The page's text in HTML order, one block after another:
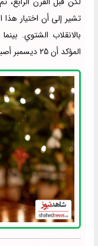
تشير إلى أن اختيار هذا
بالانقلاب الشتوي.
المؤكد أن 25 ديسمبر أصبح تاريخًا ثابتًا للاحتفال.